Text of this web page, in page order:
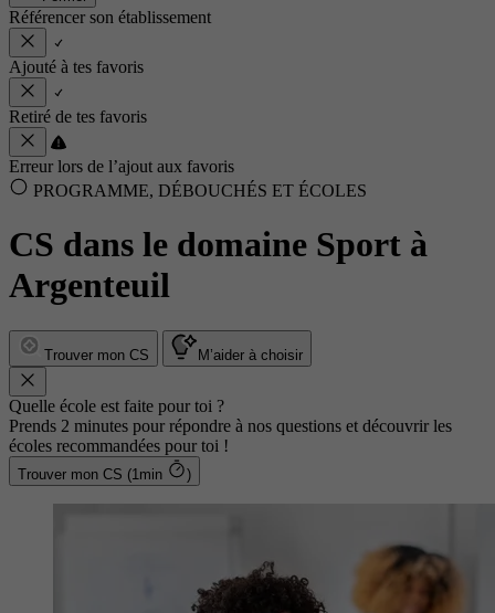
Référencer son établissement
Ajouté à tes favoris
Retiré de tes favoris
Erreur lors de l’ajout aux favoris
PROGRAMME, DÉBOUCHÉS ET ÉCOLES
CS dans le domaine Sport à
Argenteuil
Trouver mon CS M’aider à choisir
Quelle école est faite pour toi ?
Prends 2 minutes pour répondre à nos questions et découvrir les
écoles recommandées pour toi !
Trouver mon CS (1min )